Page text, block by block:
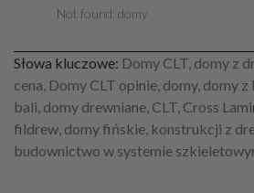
Not found: domy
Słowa kluczowe: Domy CLT, domy z
cena, Domy CLT opinie, domy, domy
bali, domy drewniane, CLT, Cross
fildrew, domy fińskie, konstrukcji z
budownictwo w systemie